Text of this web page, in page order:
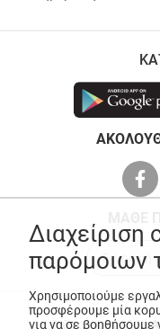
© Copyright 2026
Διαχείριση
παρόμοιων
Χρησιμοποιούμε
προσφέρουμε μία
για να σε βοηθήσουμε